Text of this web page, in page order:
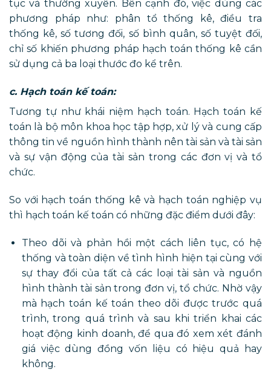
tục và thường xuyên. Bên cạnh đó, việc dùng các
phương pháp như: phân tổ thống kê, điều tra
thống kê, số tương đối, số bình quân, số tuyệt đối,
chỉ số khiến phương pháp hạch toán thống kê cần
sử dụng cả ba loại thước đo kể trên.
c. Hạch toán kế toán:
Tương tự như khái niệm hạch toán. Hạch toán kế
toán là bộ môn khoa học tập hợp, xử lý và cung cấp
thông tin về nguồn hình thành nên tài sản và tài sản
và sự vận động của tài sản trong các đơn vị và tổ
chức.
So với hạch toán thống kê và hạch toán nghiệp vụ
thì hạch toán kế toán có những đặc điểm dưới đây:
Theo dõi và phản hồi một cách liên tục, có hệ
thống và toàn diện về tình hình hiện tại cùng với
sự thay đổi của tất cả các loại tài sản và nguồn
hình thành tài sản trong đơn vị, tổ chức. Nhờ vậy
mà hạch toán kế toán theo dõi được trước quá
trình, trong quá trình và sau khi triển khai các
hoạt động kinh doanh, để qua đó xem xét đánh
giá việc dùng đồng vốn liệu có hiệu quả hay
không.